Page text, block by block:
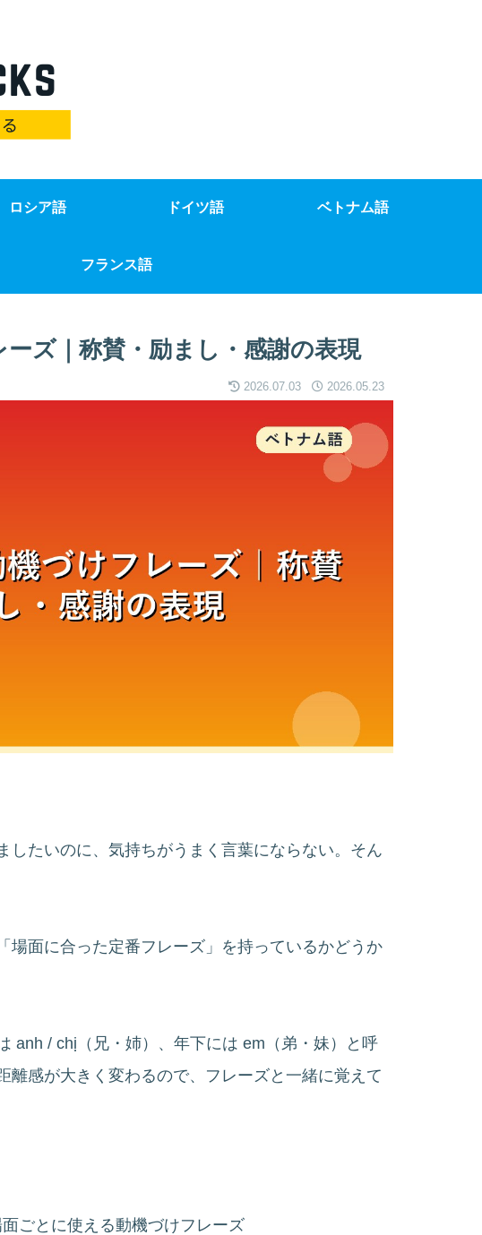
ロシア語 ドイツ語 ベトナム語
フランス語
ズ｜称賛・励まし・感謝の表現
2026.07.03 2026.05.23
したいのに、気持ちがうまく言葉にならない。そん
場面に合った定番フレーズ」を持っているかどうか
anh / chị（兄・姉）、年下には em（弟・妹）と呼
離感が大きく変わるので、フレーズと一緒に覚えて
ごとに使える動機づけフレーズ